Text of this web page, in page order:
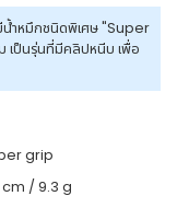
ำหมึกชนิดพิเศษ "Super
เป็นรุ่นที่มีคลิปหนีบ เพื่อ
grip
cm / 9.3 g